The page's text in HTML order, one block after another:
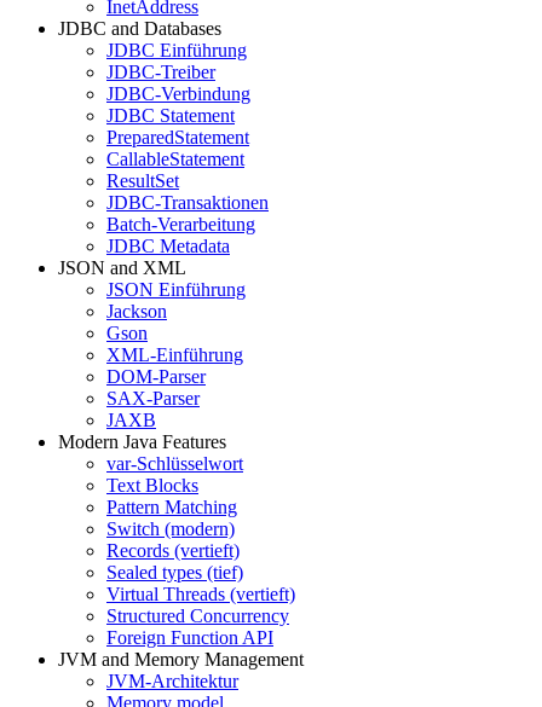
InetAddress
JDBC and Databases
JDBC Einführung
JDBC-Treiber
JDBC-Verbindung
JDBC Statement
PreparedStatement
CallableStatement
ResultSet
JDBC-Transaktionen
Batch-Verarbeitung
JDBC Metadata
JSON and XML
JSON Einführung
Jackson
Gson
XML-Einführung
DOM-Parser
SAX-Parser
JAXB
Modern Java Features
var-Schlüsselwort
Text Blocks
Pattern Matching
Switch (modern)
Records (vertieft)
Sealed types (tief)
Virtual Threads (vertieft)
Structured Concurrency
Foreign Function API
JVM and Memory Management
JVM-Architektur
Memory model